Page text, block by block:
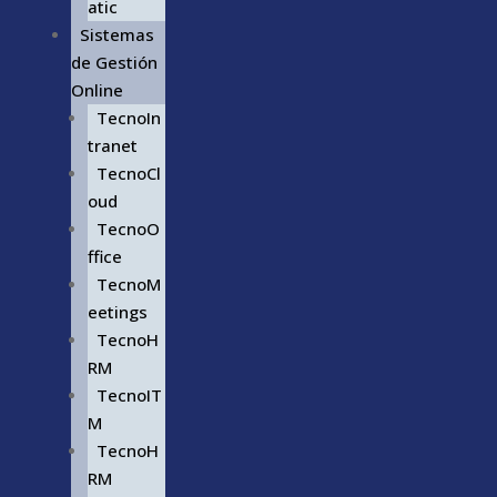
atic
Sistemas
de Gestión
Online
TecnoIn
tranet
TecnoCl
oud
TecnoO
ffice
TecnoM
eetings
TecnoH
RM
TecnoIT
M
TecnoH
RM